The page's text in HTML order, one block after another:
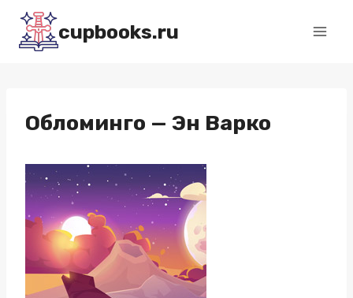
Перейти
содержимому
cupbooks.ru
Обломинго — Эн Варко